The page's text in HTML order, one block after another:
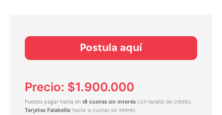
Postula aquí
Precio: $1.900.000
Puedes pagar hasta en 18 cuotas sin interés con tarjeta de crédito.
Tarjetas Falabella: hasta 12 cuotas sin interés.